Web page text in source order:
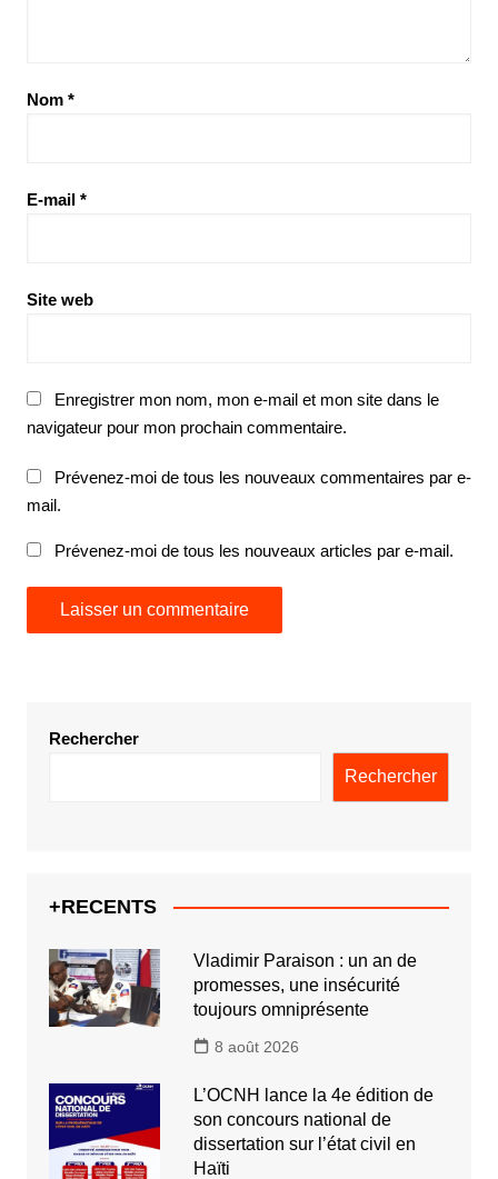
Nom *
E-mail *
Site web
Enregistrer mon nom, mon e-mail et mon site dans le
navigateur pour mon prochain commentaire.
Prévenez-moi de tous les nouveaux commentaires par e-
mail.
Prévenez-moi de tous les nouveaux articles par e-mail.
Rechercher
Rechercher
+RECENTS
Vladimir Paraison : un an de
promesses, une insécurité
toujours omniprésente
8 août 2026
L’OCNH lance la 4e édition de
son concours national de
dissertation sur l’état civil en
Haïti